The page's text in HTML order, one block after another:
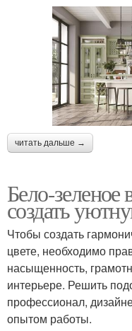
читать дальше →
Бело-зеленое
создать
Чтобы создать
цвете, необходимо
насыщенность,
интерьере. Решить
профессионал,
опытом работы.